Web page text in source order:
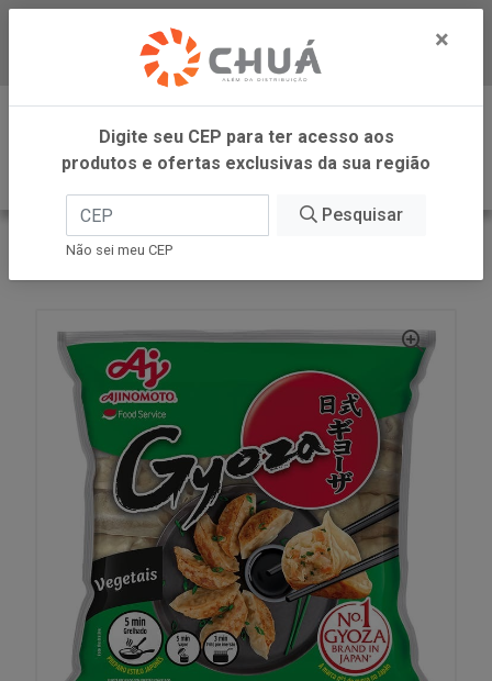
Baixe já nosso APP
0
INÍCIO
AJINOMOTO FOOD GYOZA
×
Digite seu CEP para ter acesso aos
produtos e ofertas exclusivas da sua região
Pesquisar
Não sei meu CEP